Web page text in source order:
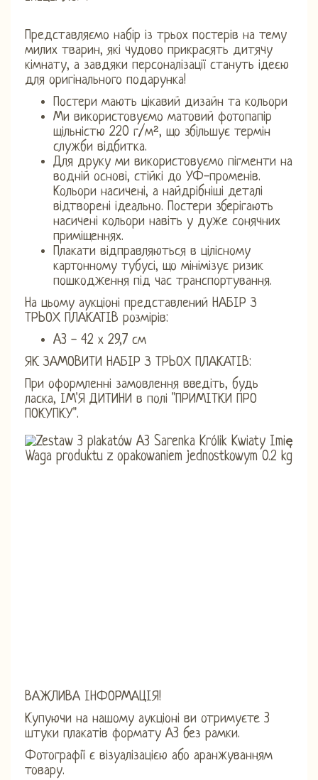
Представляємо набір із трьох постерів на тему
милих тварин, які чудово прикрасять дитячу
кімнату, а завдяки персоналізації стануть ідеєю
для оригінального подарунка!
Постери мають цікавий дизайн та кольори
Ми використовуємо матовий фотопапір
щільністю 220 г/м², що збільшує термін
служби відбитка.
Для друку ми використовуємо пігменти на
водній основі, стійкі до УФ-променів.
Кольори насичені, а найдрібніші деталі
відтворені ідеально. Постери зберігають
насичені кольори навіть у дуже сонячних
приміщеннях.
Плакати відправляються в цілісному
картонному тубусі, що мінімізує ризик
пошкодження під час транспортування.
На цьому аукціоні представлений НАБІР З
ТРЬОХ ПЛАКАТІВ розмірів:
A3 - 42 х 29,7 см
ЯК ЗАМОВИТИ НАБІР З ТРЬОХ ПЛАКАТІВ:
При оформленні замовлення введіть, будь
ласка, ІМ'Я ДИТИНИ в полі "ПРИМІТКИ ПРО
ПОКУПКУ".
ВАЖЛИВА ІНФОРМАЦІЯ!
Купуючи на нашому аукціоні ви отримуєте 3
штуки плакатів формату А3 без рамки.
Фотографії є ​​візуалізацією або аранжуванням
товару.